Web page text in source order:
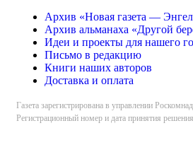
Архив «Новая газета —
Архив альманаха «Другой
Идеи и проекты для нашего
Письмо в редакцию
Книги наших авторов
Доставка и оплата
Газета зарегистрирована в управлении
Регистрационный номер и дата принятия